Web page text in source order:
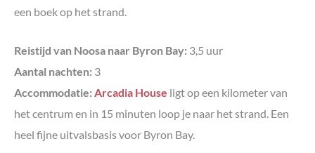
een boek op het strand.
Reistijd van Noosa naar Byron Bay: 3,5 uur
Aantal nachten: 3
Accommodatie: Arcadia House ligt op een kilometer van
het centrum en in 15 minuten loop je naar het strand. Een
heel fijne uitvalsbasis voor Byron Bay.